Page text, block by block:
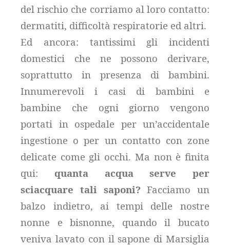
del rischio che corriamo al loro contatto:
dermatiti, difficoltà respiratorie ed altri.
Ed ancora: tantissimi gli incidenti
domestici che ne possono derivare,
soprattutto in presenza di bambini.
Innumerevoli i casi di bambini e
bambine che ogni giorno vengono
portati in ospedale per un’accidentale
ingestione o per un contatto con zone
delicate come gli occhi. Ma non è finita
qui: quanta acqua serve per
sciacquare tali saponi?Facciamo un
balzo indietro, ai tempi delle nostre
nonne e bisnonne, quando il bucato
veniva lavato con il sapone di Marsiglia